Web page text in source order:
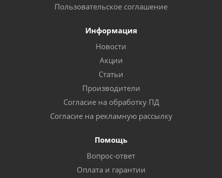
Пользовательское соглашение
Информация
Новости
Акции
Статьи
Производители
Согласие на обработку ПД
Согласие на рекламную рассылку
Помощь
Вопрос-ответ
Оплата и гарантии